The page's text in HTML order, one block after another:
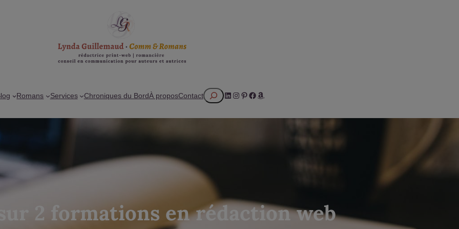
Romans Services Chroniques du BordÀ proposContactRechercherLinkedIn
Instagram
Pinterest
Facebook
Amazon
2 formations en rédaction web